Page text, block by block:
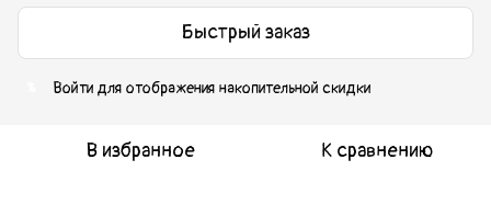
Быстрый заказ
Войти для отображения накопительной скидки
В избранное К сравнению